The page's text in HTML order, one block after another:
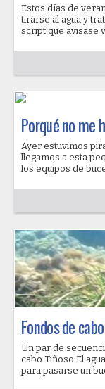
Estos días de
tirarse al agua y
script que avisase
Porqué no me
Ayer estuvimos
llegamos a esta
los equipos de
Fondos de
Un par de
cabo Tiñoso.El
para pasarse un